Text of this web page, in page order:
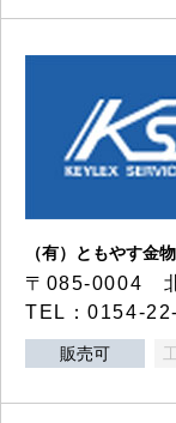
（有）ともやす金
〒085-0004
TEL：0154-
販売可